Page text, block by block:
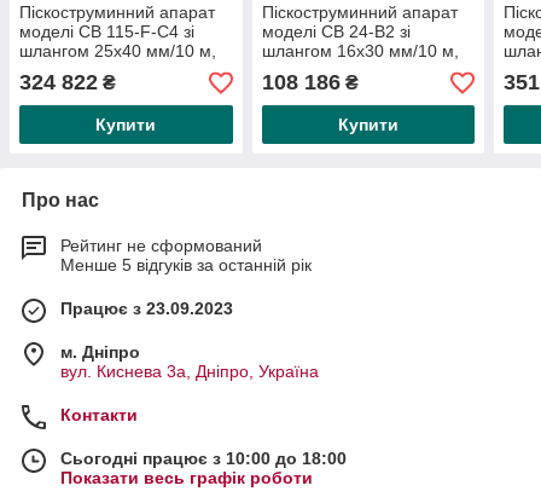
Піскоструминний апарат
моделі CB 115-F-C4 зі
шлангом 25х40 мм/10 м,
М06 і пультом старт-стоп
(дистанційний
324 822 ₴
Купити
Піскоструминний апарат
моделі СВ 24-В2 зі
шлангом 16х30 мм/10 м,
M01
108 186₴
Купити
М06
Про нас
Рейтинг не сформований
Менше 5 відгуків за останній рік
Працює з 23.09.2023
м. Дніпро
вул. Киснева 3а, Дніпро, Україна
Контакти
Сьогодні працює з 10:00 до 18:00
Показати весь графік роботи